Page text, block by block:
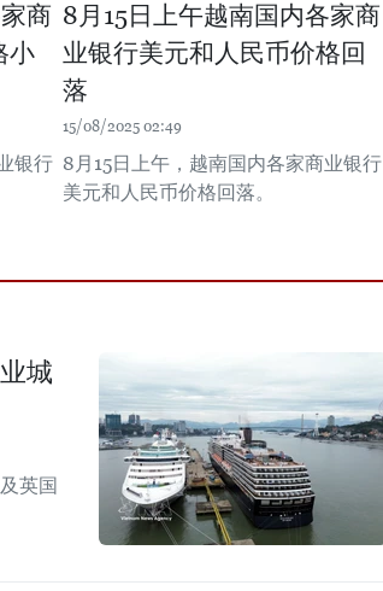
商
小
银行
8月15日上午越南国内各家商
业银行美元和人民币价格回
落
15/08/2025 02:49
8月15日上午，越南国内各家商业银行
美元和人民币价格回落。
城
英国